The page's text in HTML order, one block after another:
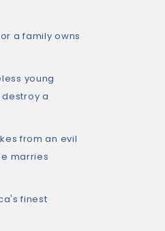
a family owns
young
a
from an evil
marries
finest